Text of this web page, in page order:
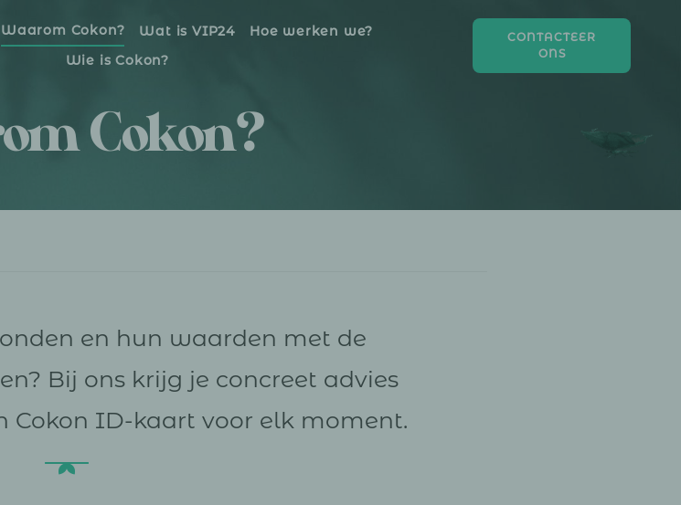
Waarom Cokon? Wat is VIP24
Hoe werken we?
Wie is Cokon?
CONTACTEER
ONS
Cokon?
en hun waarden met de
Bij ons krijg je concreet advies
Cokon ID-kaart voor elk moment.